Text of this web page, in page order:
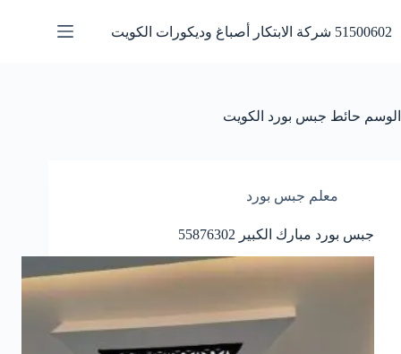
إلى
المحتوى
51500602 شركة الابتكار أصباغ وديكورات الكويت
الوسم حائط جبس بورد الكويت
معلم جبس بورد
جبس بورد مبارك الكبير 55876302